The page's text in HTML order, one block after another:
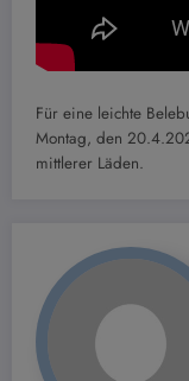
Für eine leichte
Montag, den
mittlerer Läden.